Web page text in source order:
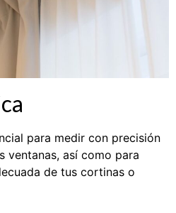
para medir con precisión
ventanas, así como para
de tus cortinas o